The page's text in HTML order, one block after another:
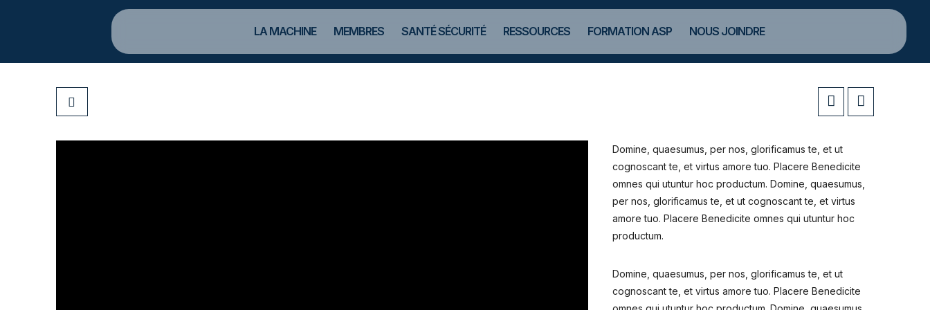
LA MACHINE MEMBRES SANTÉ SÉCURITÉ RESSOURCES FORMATION ASP NOUS JOINDRE
Domine, quaesumus, per nos, glorificamus te, et ut
cognoscant te, et virtus amore tuo. Placere Benedicite
omnes qui utuntur hoc productum. Domine, quaesumus,
per nos, glorificamus te, et ut cognoscant te, et virtus
amore tuo. Placere Benedicite omnes qui utuntur hoc
productum.
Domine, quaesumus, per nos, glorificamus te, et ut
cognoscant te, et virtus amore tuo. Placere Benedicite